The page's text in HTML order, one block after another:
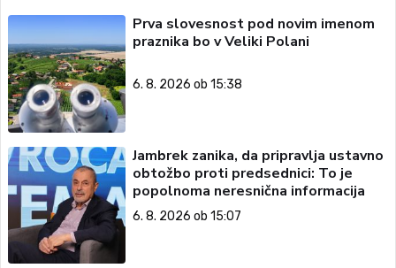
Prva slovesnost pod novim imenom
praznika bo v Veliki Polani
6. 8. 2026 ob 15:38
Jambrek zanika, da pripravlja ustavno
obtožbo proti predsednici: To je
popolnoma neresnična informacija
6. 8. 2026 ob 15:07